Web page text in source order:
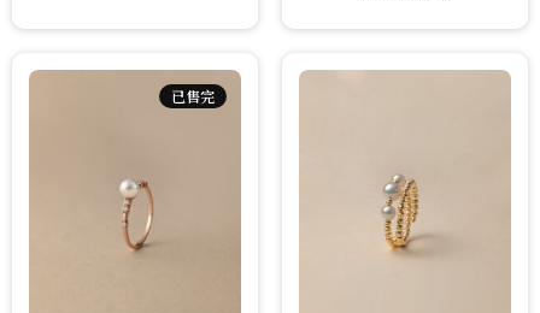
格：
格：
已售完